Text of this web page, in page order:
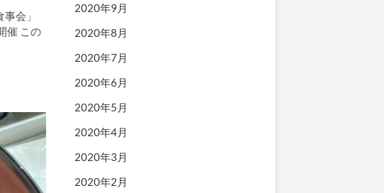
会」
催 この
2020年9月
2020年8月
2020年7月
2020年6月
2020年5月
2020年4月
2020年3月
2020年2月